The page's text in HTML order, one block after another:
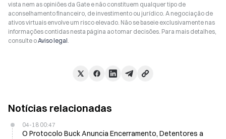
vista nem as opiniões da Gate e não constituem qualquer tipo de
aconselhamento financeiro, de investimento ou jurídico. A negociação de
ativos virtuais envolve um risco elevado. Não se baseie exclusivamente nas
informações contidas nesta página ao tomar decisões. Para mais detalhes,
consulte oAviso legal.
Notícias relacionadas
04-18 00:47
O Protocolo Buck Anuncia Encerramento, Detentores a